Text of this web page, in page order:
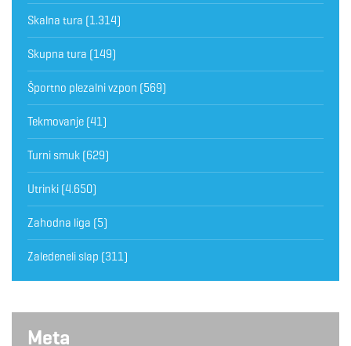
Skalna tura (1.314)
Skupna tura (149)
Športno plezalni vzpon (569)
Tekmovanje (41)
Turni smuk (629)
Utrinki (4.650)
Zahodna liga (5)
Zaledeneli slap (311)
Meta